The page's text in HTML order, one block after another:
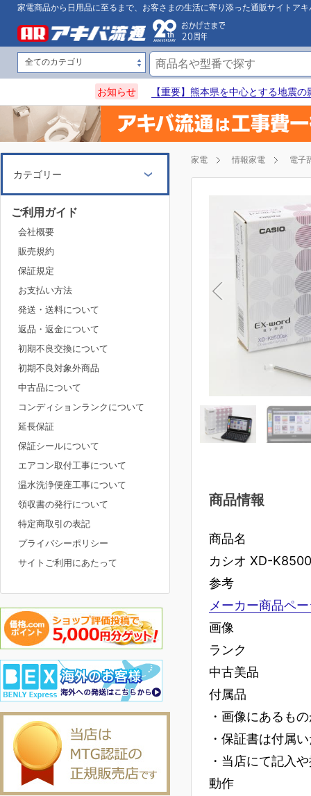
家電商品から日用品に至るまで、お客さまの生活に寄り添った通販サイトアキ
お知らせ 【重要】熊本県を中心とする地震
家電 情報家電 電子
商品情報
商品名
カシオ XD-
参考
メーカー商品ペ
画像
ランク
中古美品
付属品
・画像にあるも
・保証書は付属
・当店にて記入
動作
カテゴリー
ご利用ガイド
会社概要
販売規約
保証規定
お支払い方法
発送・送料について
返品・返金について
初期不良交換について
初期不良対象外商品
中古品について
コンディションランクについて
延長保証
保証シールについて
エアコン取付工事について
温水洗浄便座工事について
領収書の発行について
特定商取引の表記
プライバシーポリシー
サイトご利用にあたって